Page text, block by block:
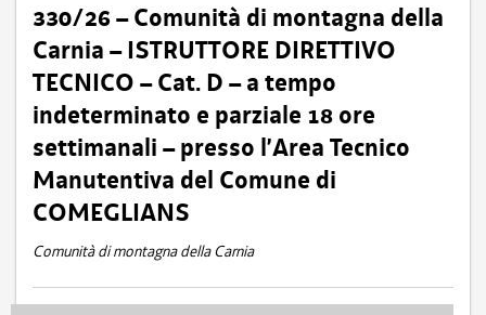
330/26 – Comunità di montagna della
Carnia – ISTRUTTORE DIRETTIVO
TECNICO – Cat. D – a tempo
indeterminato e parziale 18 ore
settimanali – presso l’Area Tecnico
Manutentiva del Comune di
COMEGLIANS
Comunità di montagna della Carnia